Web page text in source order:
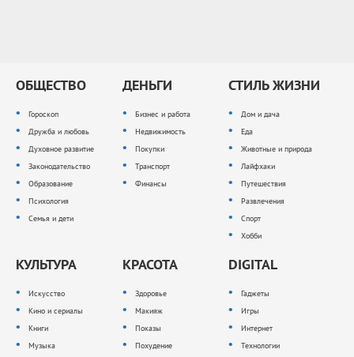
ОБЩЕСТВО
Гороскоп
Дружба и любовь
Духовное развитие
Законодательство
Образование
Психология
Семья и дети
ДЕНЬГИ
Бизнес и работа
Недвижимость
Покупки
Транспорт
Финансы
СТИЛЬ ЖИЗНИ
Дом и дача
Еда
Животные и природа
Лайфхаки
Путешествия
Развлечения
Спорт
Хобби
КУЛЬТУРА
Искусство
Кино и сериалы
Книги
Музыка
КРАСОТА
Здоровье
Макияж
Показы
Похудение
DIGITAL
Гаджеты
Игры
Интернет
Технологии